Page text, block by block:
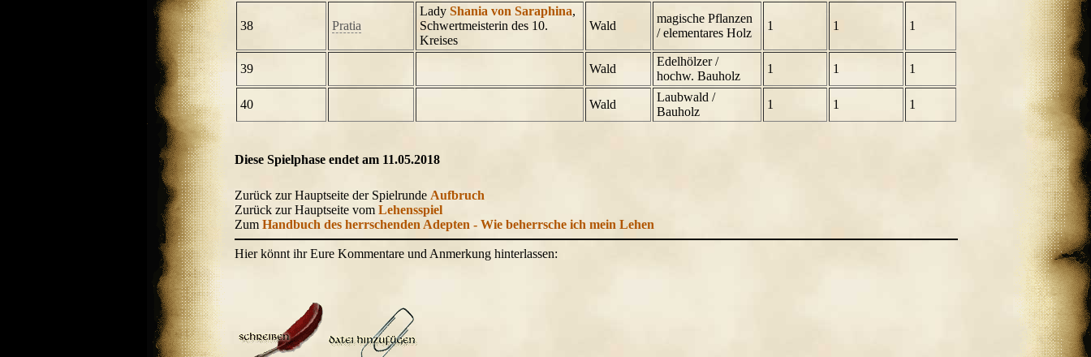
38 Pratia
Lady Shania von Saraphina,
Schwertmeisterin des 10.
Kreises
Wald
magische Pflanzen
/ elementares Holz
1 1 1
39 Wald
Edelhölzer /
hochw. Bauholz
1 1 1
40 Wald
Laubwald /
Bauholz
1 1 1
Diese Spielphase endet am 11.05.2018
Zurück zur Hauptseite der Spielrunde Aufbruch
Zurück zur Hauptseite vom Lehensspiel
Zum Handbuch des herrschenden Adepten - Wie beherrsche ich mein Lehen
Hier könnt ihr Eure Kommentare und Anmerkung hinterlassen: